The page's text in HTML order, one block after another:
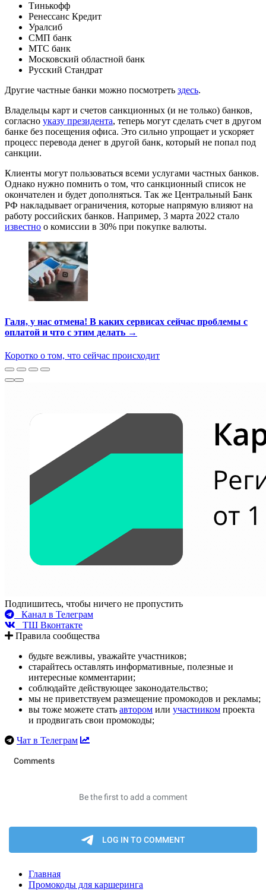
Тинькофф
Ренессанс Кредит
Уралсиб
СМП банк
МТС банк
Московский областной банк
Русский Стандрат
Другие частные банки можно посмотреть здесь.
Владельцы карт и счетов санкционных (и не только) банков,
согласно указу президента, теперь могут сделать счет в другом
банке без посещения офиса. Это сильно упрощает и ускоряет
процесс перевода денег в другой банк, который не попал под
санкции.
Клиенты могут пользоваться всеми услугами частных банков.
Однако нужно помнить о том, что санкционный список не
окончателен и будет дополняться. Так же Центральный Банк
РФ накладывает ограничения, которые напрямую влияют на
работу российских банков. Например, 3 марта 2022 стало
известно о комиссии в 30% при покупке валюты.
Галя, у нас отмена! В каких сервисах сейчас проблемы с
оплатой и что с этим делать →
Коротко о том, что сейчас происходит
Подпишитесь, чтобы ничего не пропустить
Канал в Телеграм
ТШ Вконтакте
Правила сообщества
будьте вежливы, уважайте участников;
старайтесь оставлять информативные, полезные и
интересные комментарии;
соблюдайте действующее законодательство;
мы не приветствуем размещение промокодов и рекламы;
вы тоже можете стать автором или участником проекта
и продвигать свои промокоды;
Чат в Телеграм
Главная
Промокоды для каршеринга